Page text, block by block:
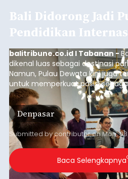
Bali Didorong Jadi
Pendidikan
balitribune.co.id I Tabanan -
dikenal luas sebagai destinasi
Namun, Pulau Dewata kini juga
untuk memperkuat posisi
pendidikan internasional atau
Denpasar
Submitted bycontributoronMon,
Baca Selengkapnya